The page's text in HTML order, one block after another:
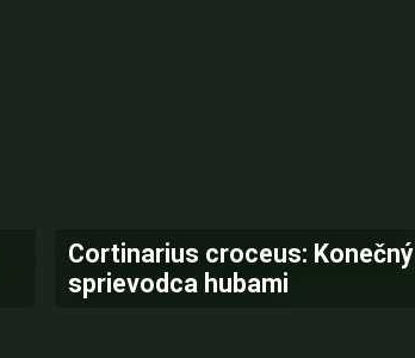
Cortinarius croceus: Konečný
sprievodca hubami